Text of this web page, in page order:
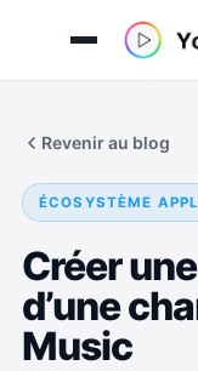
Revenir au blog
ÉCOSYSTÈME
Créer
d’une
Music